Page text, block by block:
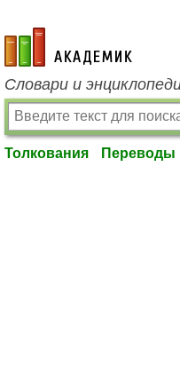
academic.ru
Словари и
Толкования Переводы